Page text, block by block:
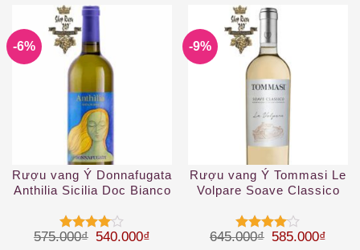
sao
45 sao
-6%
Rượu vang Ý Donnafugata
Anthilia Sicilia Doc Bianco
Được
575.000₫ Giá gốc là: 575.000₫.
540.000₫ Giá hiện tại là: 540.000₫.
-9%
Rượu vang Ý Tommasi Le
Volpare Soave Classico
Được
645.000₫ Giá gốc là:
585.000₫